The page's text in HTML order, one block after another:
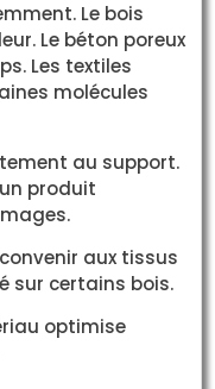
Le bois
Le béton poreux
Les textiles
molécules
au support.
produit
aux tissus
sur certains bois.
optimise